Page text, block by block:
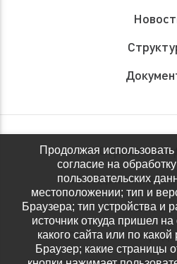
Обращения
Антидопинговое
Политика
Продолжая
согласие на обработку
пользовательских
местоположении; тип и
Браузера; тип устройства и
источник откуда пришел на
какого сайта или по
Браузер; какие страницы